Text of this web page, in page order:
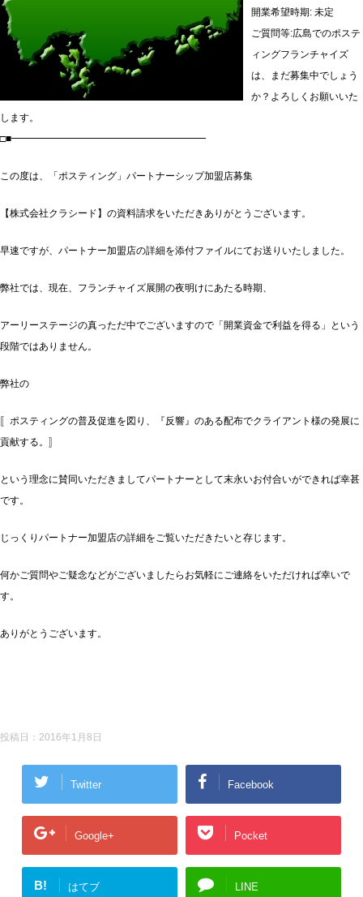
開業希望時期: 未定
ご質問等:広島でのポステ
ィングフランチャイズ
は、まだ募集中でしょう
か？よろしくお願いいた
します。
□■━━━━━━━━━━━━━━━━━━━━
この度は、「ポスティング」パートナーシップ加盟店募集
【株式会社クラシード】の資料請求をいただきありがとうございます。
早速ですが、パートナー加盟店の詳細を添付ファイルにてお送りいたしました。
弊社では、現在、フランチャイズ展開の夜明けにあたる時期、
アーリーステージの真っただ中でございますので「開業資金で利益を得る」という
段階ではありません。
弊社の
〚ポスティングの普及促進を図り、『反響』のある配布でクライアント様の発展に
貢献する。〛
という理念に賛同いただきましてパートナーとして末永いお付合いができれば幸甚
です。
じっくりパートナー加盟店の詳細をご覧いただきたいと存じます。
何かご質問やご疑念などがございましたらお気軽にご連絡をいただければ幸いで
す。
ありがとうございます。
投稿日： 2016年1月8日
Twitter Facebook
Google+ Pocket
B! はてブ LINE